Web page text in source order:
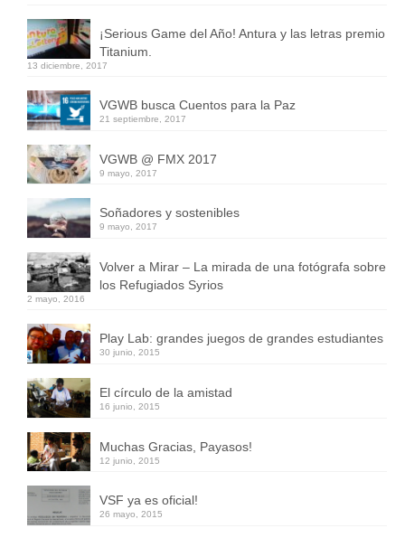
¡Serious Game del Año! Antura y las letras premio
Titanium.
13 diciembre, 2017
VGWB busca Cuentos para la Paz
21 septiembre, 2017
VGWB @ FMX 2017
9 mayo, 2017
Soñadores y sostenibles
9 mayo, 2017
Volver a Mirar – La mirada de una fotógrafa sobre
los Refugiados Syrios
2 mayo, 2016
Play Lab: grandes juegos de grandes estudiantes
30 junio, 2015
El círculo de la amistad
16 junio, 2015
Muchas Gracias, Payasos!
12 junio, 2015
VSF ya es oficial!
26 mayo, 2015